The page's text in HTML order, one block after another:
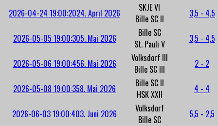
2026-04-24 19:00:2024. April 2026
SKJE VI
Bille SC II
3,5 - 4,5
2026-05-05 19:00:305. Mai 2026
Bille SC
St. Pauli V
3,5 - 4,5
2026-05-06 19:00:456. Mai 2026
Volksdorf III
Bille SC III
2 - 2
2026-05-08 19:00:358. Mai 2026
Bille SC II
HSK XXII
4 - 4
2026-06-03 19:00:403. Juni 2026
Volksdorf
Bille SC
5,5 - 2,5